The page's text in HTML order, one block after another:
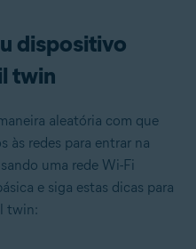
dispositivo
twin
aleatória com que
às redes para entrar na
uma rede Wi-Fi
e siga estas dicas para
twin: